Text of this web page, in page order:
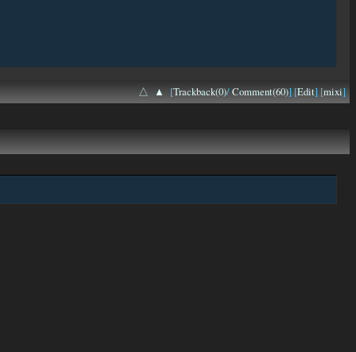
△ ▲[Trackback(0)/Comment(60)] [Edit] [mixi]